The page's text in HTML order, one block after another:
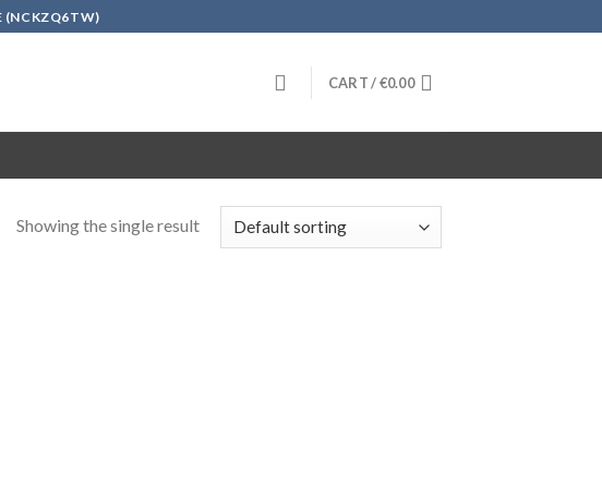
(NCKZQ6TW)
CART /€0.00
Showing the single result